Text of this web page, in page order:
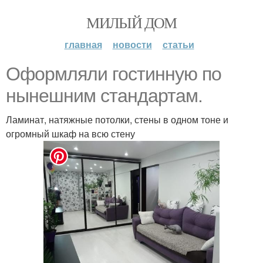
МИЛЫЙ ДОМ
главная новости статьи
Оформляли гостинную по
нынешним стандартам.
Ламинат, натяжные потолки, стены в одном тоне и
огромный шкаф на всю стену